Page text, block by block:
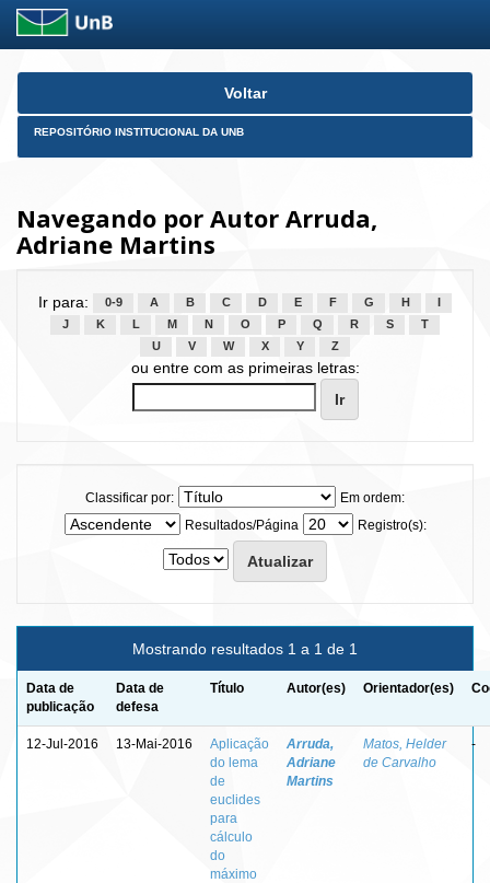
Skip
Voltar
REPOSITÓRIO INSTITUCIONAL DA UNB
Navegando por Autor Arruda,
Adriane Martins
Ir para: 0-9 A B C D E F G H
J
K L M N O P Q R S
T
U
V W X Y Z
ou entre com as primeiras letras:
Classificar por:
Em ordem:
Resultados/Página
Registro(s):
Mostrando resultados 1 a 1 de 1
Data de
publicação
Data de
defesa
Título Autor(es) Orientador(es)
12-Jul-2016 13-Mai-2016
Aplicação
do lema
de
euclides
para
cálculo
do
máximo
Arruda,
Adriane
Martins
Matos, Helder
de Carvalho
-